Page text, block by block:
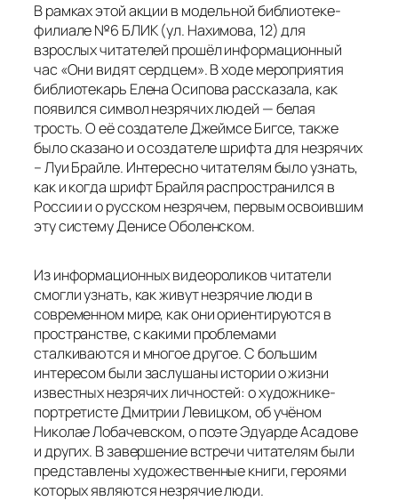
В рамках этой акции в модельной библиотеке-
филиале №6 БЛИК (ул. Нахимова, 12) для
взрослых читателей прошёл информационный
час «Они видят сердцем». В ходе мероприятия
библиотекарь Елена Осипова рассказала, как
появился символ незрячих людей — белая
трость. О её создателе Джеймсе Бигсе, также
было сказано и о создателе шрифта для незрячих
– Луи Брайле. Интересно читателям было узнать,
как и когда шрифт Брайля распространился в
России и о русском незрячем, первым освоившим
эту систему Денисе Оболенском.
Из информационных видеороликов читатели
смогли узнать, как живут незрячие люди в
современном мире, как они ориентируются в
пространстве, с какими проблемами
сталкиваются и многое другое. С большим
интересом были заслушаны истории о жизни
известных незрячих личностей: о художнике-
портретисте Дмитрии Левицком, об учёном
Николае Лобачевском, о поэте Эдуарде Асадове
и других. В завершение встречи читателям были
представлены художественные книги, героями
которых являются незрячие люди.